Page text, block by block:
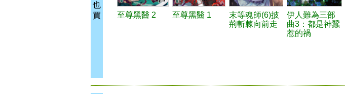
也
買
至尊黑醫 2 至尊黑醫 1
末等魂師(6)披
荊斬棘向前走
伊人難為三部
曲3：都是神蠶
惹的禍